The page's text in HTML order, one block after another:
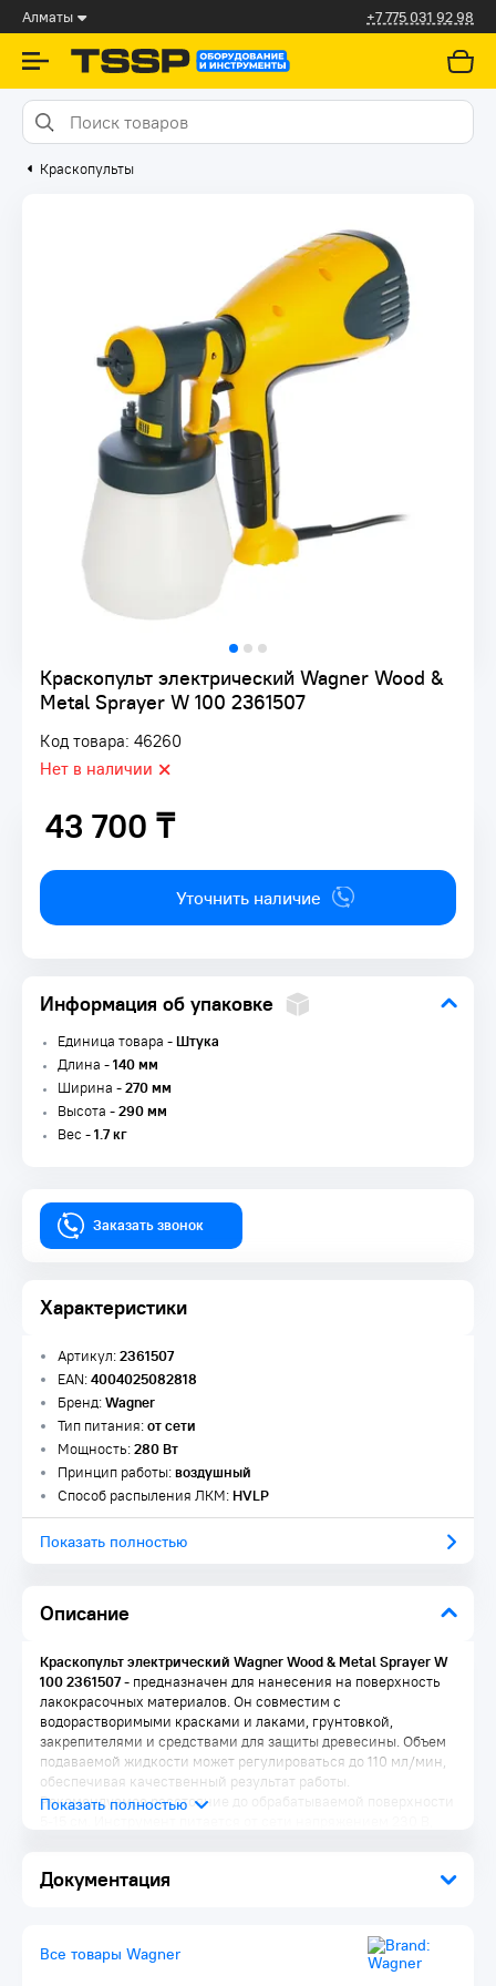
Алматы +7 775 031 92 98
Краскопульты
Краскопульт электрический Wagner Wood &
Metal Sprayer W 100 2361507
Код товара: 46260
Нет в наличии
43 700 ₸
43 700 ₸
Уточнить наличие
Информация об упаковке
Единица товара -Штука
Длина -140 мм
Ширина -270 мм
Высота -290 мм
Вес -1.7 кг
Заказать звонок
Характеристики
Описание
Документация
Артикул:2361507
EAN:4004025082818
Бренд:Wagner
Тип питания:от сети
Мощность:280 Вт
Принцип работы:воздушный
Способ распыления ЛКМ:HVLP
Показать полностью
Краскопульт электрический Wagner Wood & Metal Sprayer W
100 2361507- предназначен для нанесения на поверхность
лакокрасочных материалов. Он совместим с
водорастворимыми красками и лаками, грунтовкой,
закрепителями и средствами для защиты древесины. Объем
подаваемой жидкости может регулироваться до 110 мл/мин,
обеспечивая качественный результат работы.
Рекомендуемое расстояние до обрабатываемой поверхности
Простота в эксплуатации электрического
Все товары Wagner